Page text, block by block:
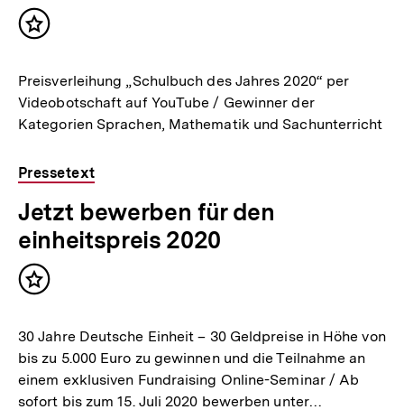
Inhalt
Preisverleihung „Schulbuch des Jahres 2020“ per
Videobotschaft auf YouTube / Gewinner der
Kategorien Sprachen, Mathematik und Sachunterricht
Pressetext
Jetzt bewerben für den
einheitspreis 2020
Inhalt
30 Jahre Deutsche Einheit – 30 Geldpreise in Höhe von
bis zu 5.000 Euro zu gewinnen und die Teilnahme an
einem exklusiven Fundraising Online-Seminar / Ab
sofort bis zum 15. Juli 2020 bewerben unter…